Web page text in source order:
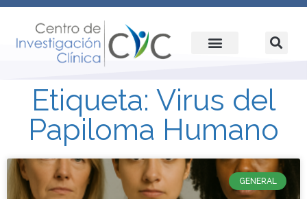
Etiqueta: Virus del
Papiloma Humano
GENERAL